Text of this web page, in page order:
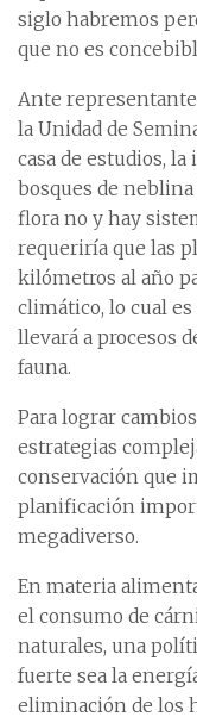
siglo habremos
que no es
Ante
la Unidad de
casa de estudios,
bosques de neblina
flora no y hay
requeriría que las
kilómetros al año
climático, lo cual
llevará a procesos
fauna.
Para lograr
estrategias
conservación que
planificación
megadiverso.
En materia
el consumo de
naturales, una
fuerte sea la
eliminación de los